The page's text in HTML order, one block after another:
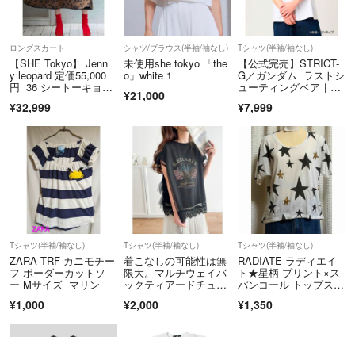
ロングスカート
【SHE Tokyo】 Jenn
y leopard 定価55,000
円 36 シートーキョ
ート
¥32,999
シャツ/ブラウス(半袖/袖なし)
未使用she tokyo 「the
o」white 1
¥21,000
Tシャツ(半袖/袖なし)
【公式完売】STRICT-
G／ガンダム ラストシ
ューティングベア｜T
¥7,999
Tシャツ(半袖/袖なし)
ZARA TRF カニモチー
フ ボーダーカットソ
ー Mサイズ マリン
¥1,000
Tシャツ(半袖/袖なし)
着こなしの可能性は無
限大。マルチウェイバ
ックティアードチュー
¥2,000
Tシャツ(半袖/袖なし)
RADIATE ラディエイ
ト★星柄 プリント×ス
パンコール トップス 3
ンク
¥1,350